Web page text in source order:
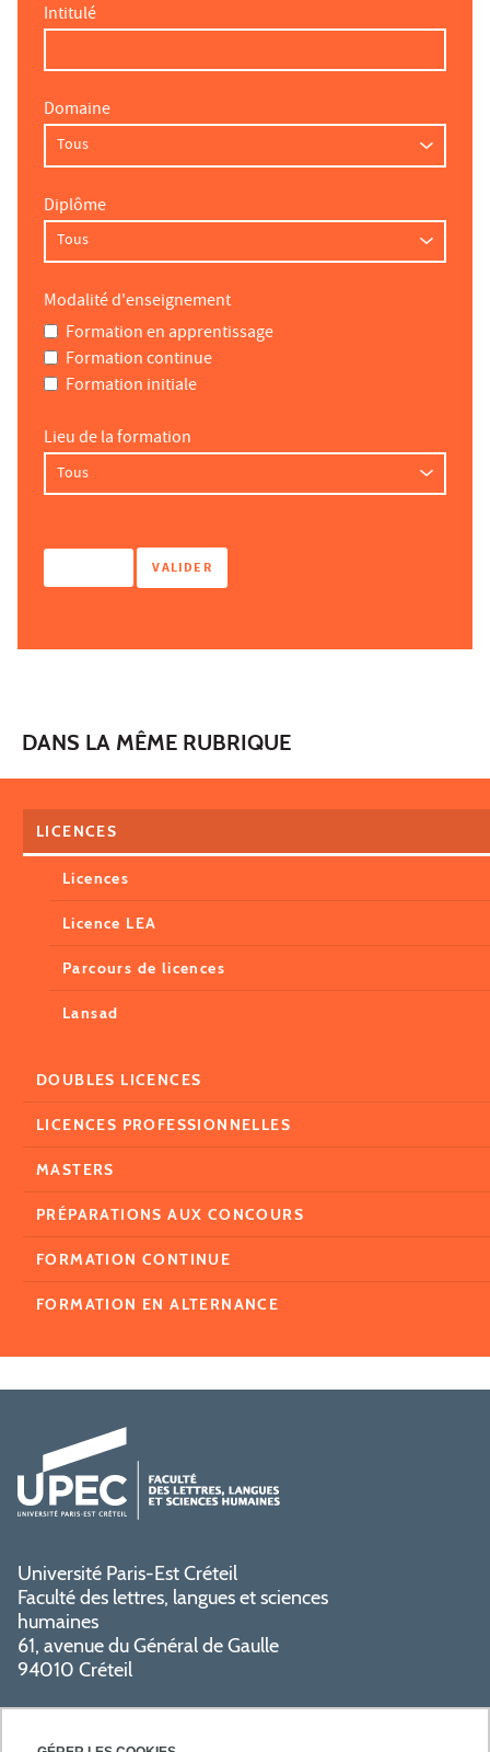
Intitulé
Domaine
Diplôme
Modalité d'enseignement
Formation en apprentissage
Formation continue
Formation initiale
Lieu de la formation
DANS LA MÊME RUBRIQUE
LICENCES
Licences
Licence LEA
Parcours de licences
Lansad
DOUBLES LICENCES
LICENCES PROFESSIONNELLES
MASTERS
PRÉPARATIONS AUX CONCOURS
FORMATION CONTINUE
FORMATION EN ALTERNANCE
Université Paris-Est Créteil
Faculté des lettres, langues et sciences
humaines
61, avenue du Général de Gaulle
94010 Créteil